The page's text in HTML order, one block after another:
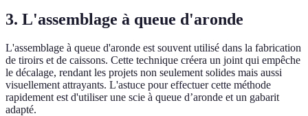
3. L'assemblage à queue d'aronde
L'assemblage à queue d'aronde est souvent utilisé dans la fabrication
de tiroirs et de caissons. Cette technique créera un joint qui empêche
le décalage, rendant les projets non seulement solides mais aussi
visuellement attrayants. L'astuce pour effectuer cette méthode
rapidement est d'utiliser une scie à queue d’aronde et un gabarit
adapté.